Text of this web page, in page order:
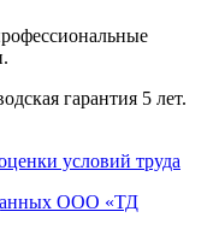
гарантия 5 лет.
условий труда
ООО «ТД